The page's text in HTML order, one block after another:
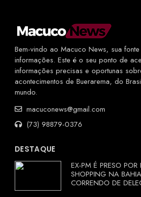
Bem-vindo ao Macuco News, sua
informações. Este é o seu ponto de
informações precisas e oportunas
acontecimentos de Buerarema, do
mundo.
macuconews@gmail.com
(73) 98879-0376
DESTAQUE
EX-PM É PRESO POR
SHOPPING NA
CORRENDO DE